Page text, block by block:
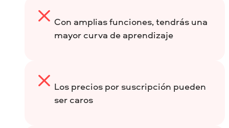
Con amplias funciones, tendrás una
mayor curva de aprendizaje
Los precios por suscripción pueden
ser caros